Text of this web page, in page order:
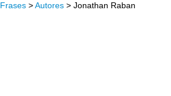
Frases >Autores > Jonathan Raban